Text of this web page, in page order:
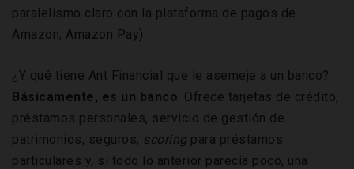
paralelismo claro con la plataforma de pagos de
Amazon, Amazon Pay)
¿Y qué tiene Ant Financial que le asemeje a un banco?
Básicamente, es un banco. Ofrece tarjetas de crédito,
préstamos personales, servicio de gestión de
patrimonios, seguros, scoringpara préstamos
particulares y, si todo lo anterior parecía poco, una